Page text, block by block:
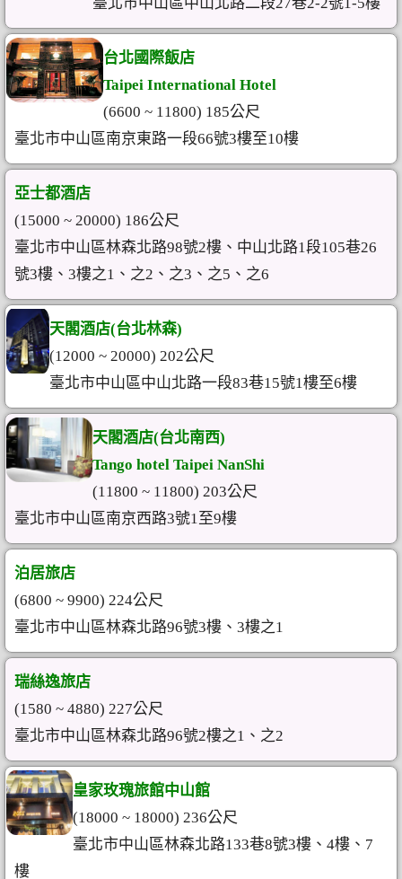
台北國際飯店
Taipei International Hotel
(6600 ~ 11800) 185公尺
臺北市中山區南京東路一段66號3樓至10樓
亞士都酒店
(15000 ~ 20000) 186公尺
臺北市中山區林森北路98號2樓、中山北路1段105巷26
號3樓、3樓之1、之2、之3、之5、之6
天閣酒店(台北林森)
(12000 ~ 20000) 202公尺
臺北市中山區中山北路一段83巷15號1樓至6樓
天閣酒店(台北南西)
Tango hotel Taipei NanShi
(11800 ~ 11800) 203公尺
臺北市中山區南京西路3號1至9樓
泊居旅店
(6800 ~ 9900) 224公尺
臺北市中山區林森北路96號3樓、3樓之1
瑞絲逸旅店
(1580 ~ 4880) 227公尺
臺北市中山區林森北路96號2樓之1、之2
皇家玫瑰旅館中山館
(18000 ~ 18000) 236公尺
臺北市中山區林森北路133巷8號3樓、4樓、7
樓